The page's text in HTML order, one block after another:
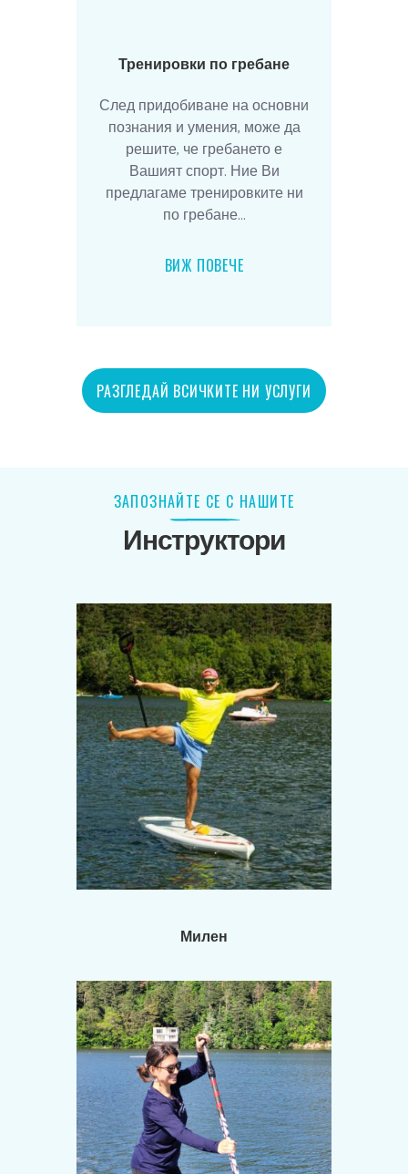
Тренировки по гребане
След придобиване на основни
познания и умения, може да
решите, че гребането е
Вашият спорт. Ние Ви
предлагаме тренировките ни
по гребане...
ВИЖ ПОВЕЧЕ
РАЗГЛЕДАЙ ВСИЧКИТЕ НИ УСЛУГИ
ЗАПОЗНАЙТЕ СЕ С НАШИТЕ
Инструктори
Милен